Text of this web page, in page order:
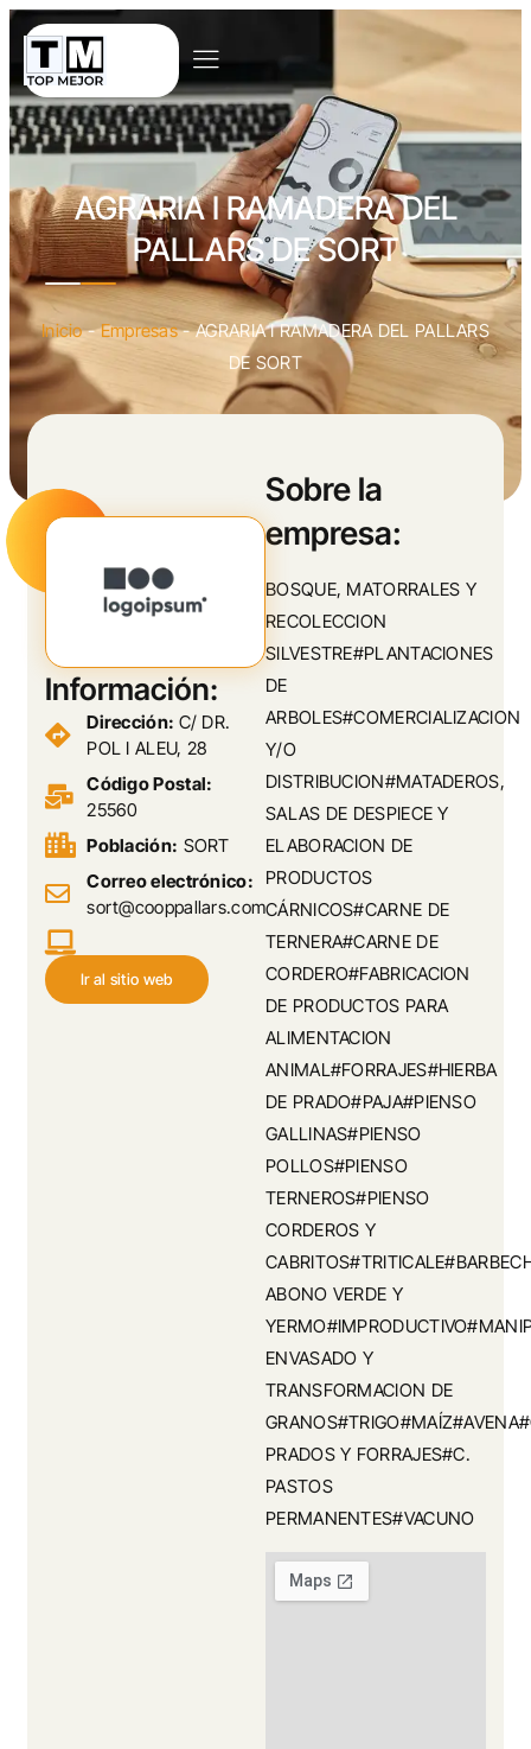
AGRARIA I RAMADERA DEL
PALLARS DE SORT
Inicio-Empresas-AGRARIA I RAMADERA DEL PALLARS
DE SORT
Sobre la
empresa:
BOSQUE, MATORRALES Y
RECOLECCION
SILVESTRE#PLANTACIONES
DE
ARBOLES#COMERCIALIZACION
Y/O
DISTRIBUCION#MATADEROS,
SALAS DE DESPIECE Y
ELABORACION DE
PRODUCTOS
CÁRNICOS#CARNE DE
TERNERA#CARNE DE
CORDERO#FABRICACION
DE PRODUCTOS PARA
ALIMENTACION
ANIMAL#FORRAJES#HIERBA
DE PRADO#PAJA#PIENSO
GALLINAS#PIENSO
POLLOS#PIENSO
TERNEROS#PIENSO
CORDEROS Y
ABONO VERDE Y
ENVASADO Y
TRANSFORMACION DE
PRADOS Y FORRAJES#C.
PASTOS
PERMANENTES#VACUNO
Información:
Dirección: C/ DR.
POL I ALEU, 28
Código Postal:
25560
Población: SORT
Correo electrónico:
sort@cooppallars.com
Ir al sitio web